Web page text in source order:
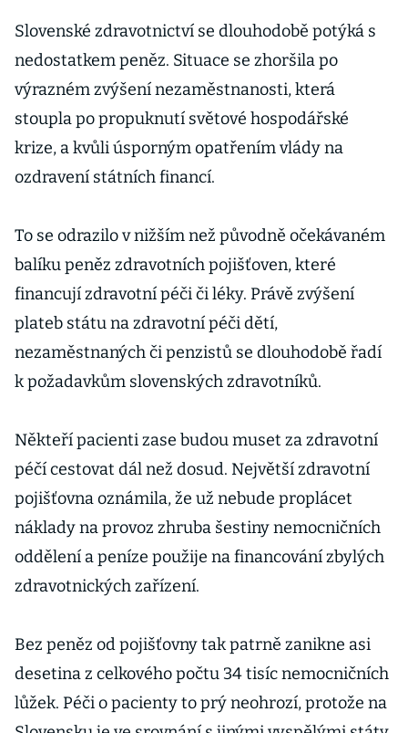
Slovenské zdravotnictví se dlouhodobě potýká s
nedostatkem peněz. Situace se zhoršila po
výrazném zvýšení nezaměstnanosti, která
stoupla po propuknutí světové hospodářské
krize, a kvůli úsporným opatřením vlády na
ozdravení státních financí.
To se odrazilo v nižším než původně očekávaném
balíku peněz zdravotních pojišťoven, které
financují zdravotní péči či léky. Právě zvýšení
plateb státu na zdravotní péči dětí,
nezaměstnaných či penzistů se dlouhodobě řadí
k požadavkům slovenských zdravotníků.
Někteří pacienti zase budou muset za zdravotní
péčí cestovat dál než dosud. Největší zdravotní
pojišťovna oznámila, že už nebude proplácet
náklady na provoz zhruba šestiny nemocničních
oddělení a peníze použije na financování zbylých
zdravotnických zařízení.
Bez peněz od pojišťovny tak patrně zanikne asi
desetina z celkového počtu 34 tisíc nemocničních
lůžek. Péči o pacienty to prý neohrozí, protože na